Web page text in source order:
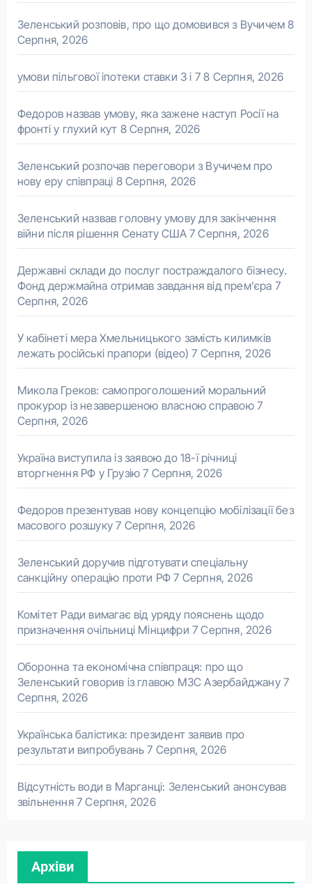
Зеленський розповів, про що домовився з Вучичем 8
Серпня, 2026
умови пільгової іпотеки ставки 3 і 7 8 Серпня, 2026
Федоров назвав умову, яка зажене наступ Росії на
фронті у глухий кут 8 Серпня, 2026
Зеленський розпочав переговори з Вучичем про
нову еру співпраці 8 Серпня, 2026
Зеленський назвав головну умову для закінчення
війни після рішення Сенату США 7 Серпня, 2026
Державні склади до послуг постраждалого бізнесу.
Фонд держмайна отримав завдання від прем’єра 7
Серпня, 2026
У кабінеті мера Хмельницького замість килимків
лежать російські прапори (відео) 7 Серпня, 2026
Микола Греков: самопроголошений моральний
прокурор із незавершеною власною справою 7
Серпня, 2026
Україна виступила із заявою до 18-ї річниці
вторгнення РФ у Грузію 7 Серпня, 2026
Федоров презентував нову концепцію мобілізації без
масового розшуку 7 Серпня, 2026
Зеленський доручив підготувати спеціальну
санкційну операцію проти РФ 7 Серпня, 2026
Комітет Ради вимагає від уряду пояснень щодо
призначення очільниці Мінцифри 7 Серпня, 2026
Оборонна та економічна співпраця: про що
Зеленський говорив із главою МЗС Азербайджану 7
Серпня, 2026
Українська балістика: президент заявив про
результати випробувань 7 Серпня, 2026
Відсутність води в Марганці: Зеленський анонсував
звільнення 7 Серпня, 2026
Архіви